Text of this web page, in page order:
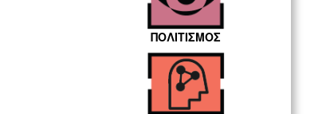
ΠΟΛΙΤΙΣΜΟΣ